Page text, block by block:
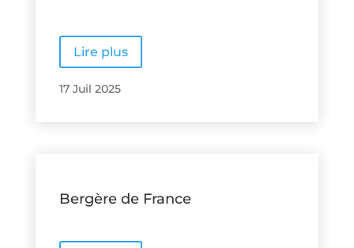
Lire plus
17 Juil 2025
Bergère de France